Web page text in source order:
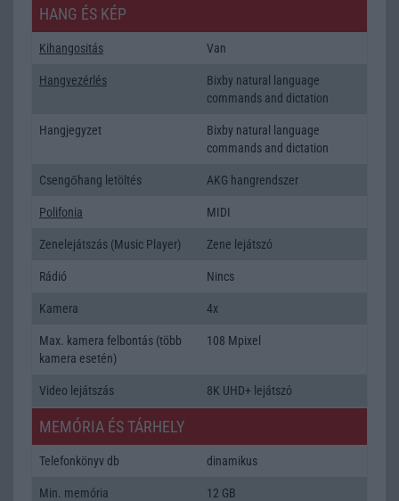
HANG ÉS KÉP
Kihangositás Van
Hangvezérlés
Bixby natural language
commands and dictation
Hangjegyzet
Bixby natural language
commands and dictation
Csengőhang letöltés AKG hangrendszer
Polifonia MIDI
Zenelejátszás (Music Player) Zene lejátszó
Rádió Nincs
Kamera 4x
Max. kamera felbontás (több
kamera esetén)
108 Mpixel
Video lejátszás 8K UHD+ lejátszó
MEMÓRIA ÉS TÁRHELY
Telefonkönyv db dinamikus
Min. memória 12 GB